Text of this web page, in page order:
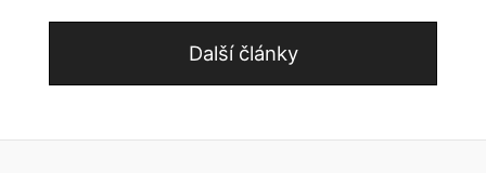
Další články